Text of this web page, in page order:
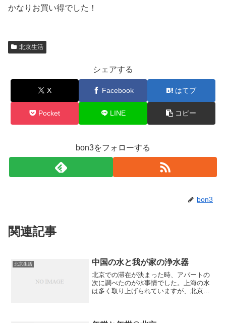
かなりお買い得でした！
北京生活
シェアする
X Facebook はてブ
Pocket LINE コピー
bon3をフォローする
bon3
関連記事
北京生活 中国の水と我が家の浄水器
北京での滞在が決まった時、アパートの
次に調べたのが水事情でした。上海の水
は多く取り上げられていますが、北京と